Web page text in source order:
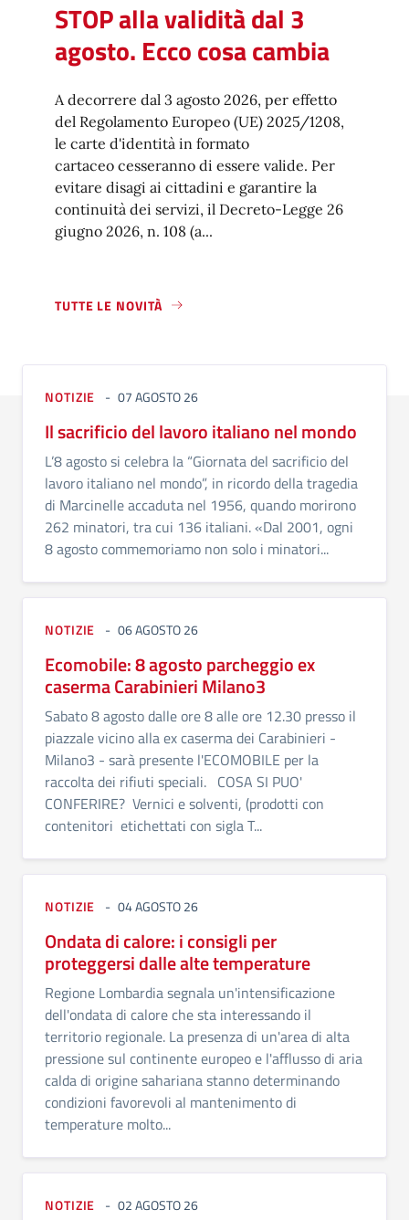
STOP alla validità dal 3
agosto. Ecco cosa cambia
A decorrere dal 3 agosto 2026, per effetto
del Regolamento Europeo (UE) 2025/1208,
le carte d'identità in formato
cartaceo cesseranno di essere valide. Per
evitare disagi ai cittadini e garantire la
continuità dei servizi, il Decreto-Legge 26
giugno 2026, n. 108 (a...
TUTTE LE NOVITÀ
NOTIZIE 07 AGOSTO 26
Il sacrificio del lavoro italiano nel mondo
L’8 agosto si celebra la “Giornata del sacrificio del
lavoro italiano nel mondo”, in ricordo della tragedia
di Marcinelle accaduta nel 1956, quando morirono
262 minatori, tra cui 136 italiani. «Dal 2001, ogni
8 agosto commemoriamo non solo i minatori...
NOTIZIE 06 AGOSTO 26
Ecomobile: 8 agosto parcheggio ex
caserma Carabinieri Milano3
Sabato 8 agosto dalle ore 8 alle ore 12.30 presso il
piazzale vicino alla ex caserma dei Carabinieri -
Milano3 - sarà presente l'ECOMOBILE per la
raccolta dei rifiuti speciali. COSA SI PUO'
CONFERIRE? Vernici e solventi, (prodotti con
contenitori etichettati con sigla T...
NOTIZIE 04 AGOSTO 26
Ondata di calore: i consigli per
proteggersi dalle alte temperature
Regione Lombardia segnala un'intensificazione
dell'ondata di calore che sta interessando il
territorio regionale. La presenza di un'area di alta
pressione sul continente europeo e l'afflusso di aria
calda di origine sahariana stanno determinando
condizioni favorevoli al mantenimento di
temperature molto...
NOTIZIE 02 AGOSTO 26